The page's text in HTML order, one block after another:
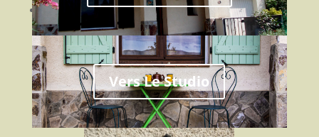
Parking facile et gratuit
Vers Le Studio